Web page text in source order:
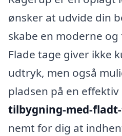
ønsker at udvide din
skabe en moderne
Flade tage giver ikke
udtryk, men også
pladsen på en effektiv
tilbygning-med-
nemt for dig at